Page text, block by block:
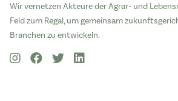
Wir vernetzen Akteure der Agrar- und
Feld zum Regal, um gemeinsam
Branchen zu entwickeln.